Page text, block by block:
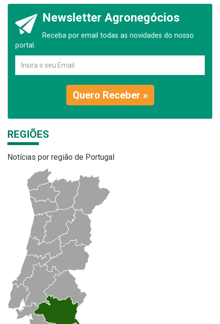
Newsletter Agronegócios
Receba por email todas as novidades do nosso
portal.
Quero Receber »
REGIÕES
Notícias por região de Portugal